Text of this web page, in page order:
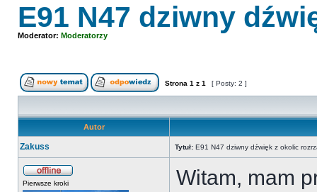
E91 N47 dziwny
Moderator: Moderatorzy
Strona 1 z 1 [ Posty: 2 ]
Autor
Zakuss Tytuł: E91 N47 dziwny dźwięk z okolic
Pierwsze kroki
Witam, mam